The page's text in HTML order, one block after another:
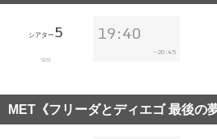
シアター5
52分
19:40
~ 20:45
MET《フリーダとディエゴ 最後の